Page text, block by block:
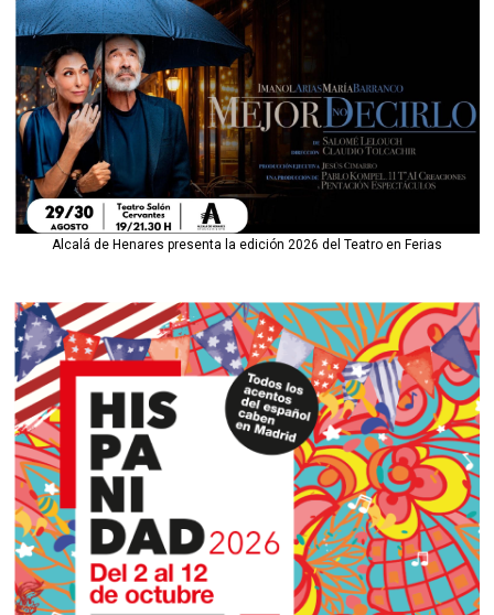
Alcalá de Henares presenta la edición 2026 del Teatro en Ferias